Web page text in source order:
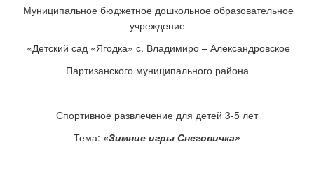
Муниципальное бюджетное дошкольное образовательное
учреждение
«Детский сад «Ягодка» с. Владимиро – Александровское
Партизанского муниципального района
Спортивное развлечение для детей 3-5 лет
Тема: «Зимние игры Снеговичка»